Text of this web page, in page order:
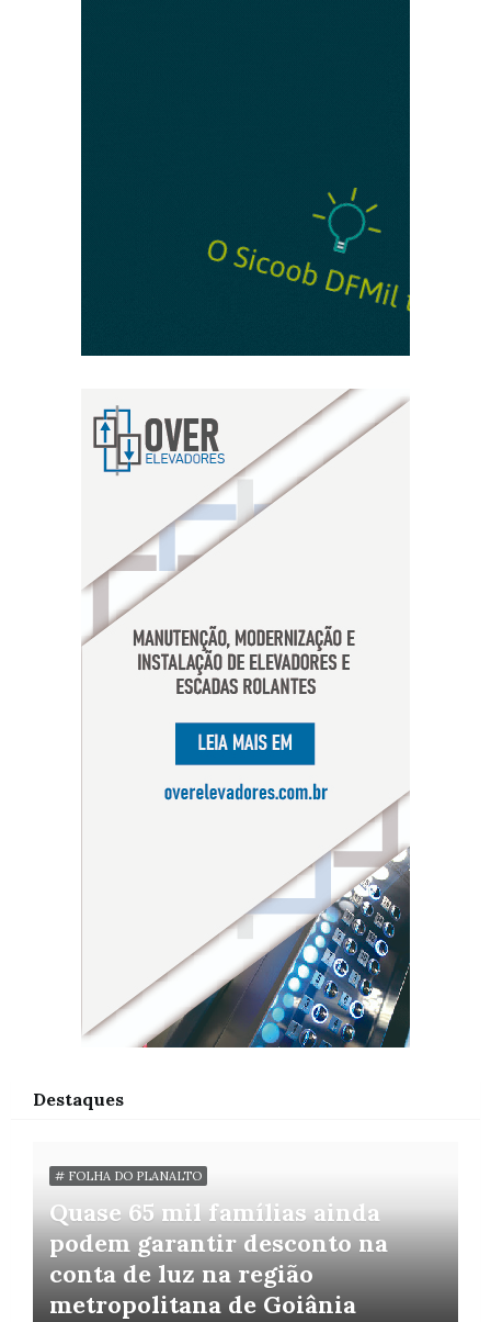
Destaques
# FOLHA DO PLANALTO
Quase 65 mil famílias ainda
podem garantir desconto na
conta de luz na região
metropolitana de Goiânia